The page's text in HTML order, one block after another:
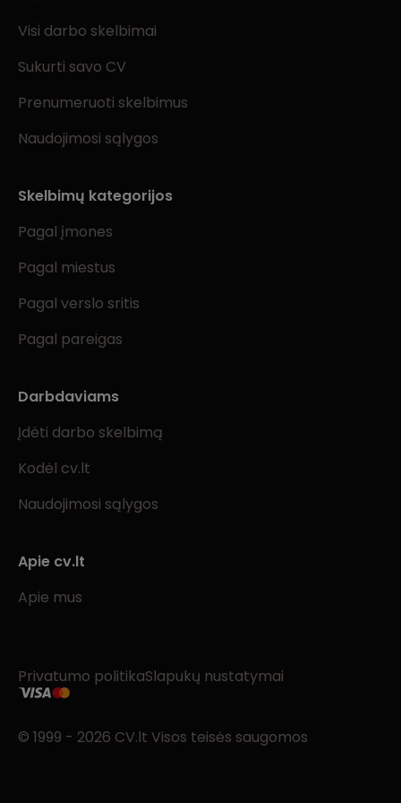
Visi darbo skelbimai
Sukurti savo CV
Prenumeruoti skelbimus
Naudojimosi sąlygos
Skelbimų kategorijos
Pagal įmones
Pagal miestus
Pagal verslo sritis
Pagal pareigas
Darbdaviams
Įdėti darbo skelbimą
Kodėl cv.lt
Naudojimosi sąlygos
Apie cv.lt
Apie mus
Privatumo politikaSlapukų nustatymai
© 1999 - 2026 CV.lt Visos teisės saugomos